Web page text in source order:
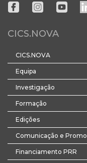
CICS.NOVA
CICS.NOVA
Equipa
Investigação
Formação
Edições
Comunicação e
Financiamento PRR